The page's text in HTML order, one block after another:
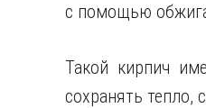
с помощью
Такой кирпич
сохранять